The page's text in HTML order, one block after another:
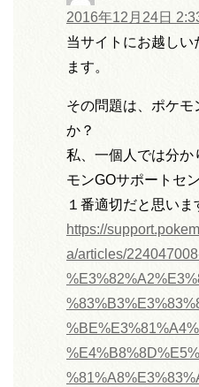
2016年12月24日
当サイトにお越し
ます。
その問題は、ポケモ
か？
私、一個人では分か
モンGOサポートセ
１番適切だと思い
https://
a/articles/